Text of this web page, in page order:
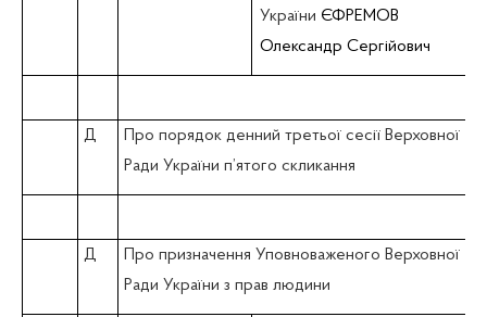
України ЄФРЕМОВ
Олександр Сергійович
Д
Про порядок денний третьої сесії Верховної
Ради України п’ятого скликання
Д
Про призначення Уповноваженого Верховної
Ради України з прав людини